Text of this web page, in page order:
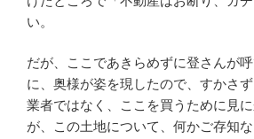
い。
だが、ここであきらめずに登さんが
に、奥様が姿を現したので、すかさ
業者ではなく、ここを買うために見
が、この土地について、何かご存知